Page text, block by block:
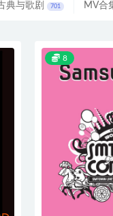
典与歌剧 701 MV合
8